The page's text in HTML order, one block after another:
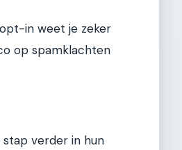
in weet je zeker
op spamklachten
stap verder in hun